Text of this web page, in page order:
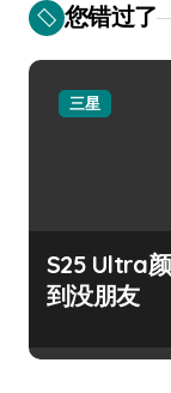
您错过了
三星
S25 Ultra
到没朋友